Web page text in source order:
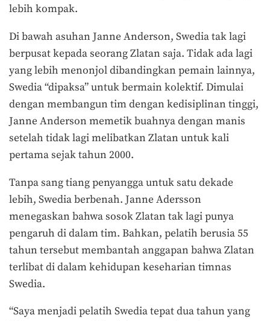
lebih kompak.
Di bawah asuhan Janne Anderson, Swedia tak lagi
berpusat kepada seorang Zlatan saja. Tidak ada lagi
yang lebih menonjol dibandingkan pemain lainnya,
Swedia “dipaksa” untuk bermain kolektif. Dimulai
dengan membangun tim dengan kedisiplinan tinggi,
Janne Anderson memetik buahnya dengan manis
setelah tidak lagi melibatkan Zlatan untuk kali
pertama sejak tahun 2000.
Tanpa sang tiang penyangga untuk satu dekade
lebih, Swedia berbenah. Janne Adersson
menegaskan bahwa sosok Zlatan tak lagi punya
pengaruh di dalam tim. Bahkan, pelatih berusia 55
tahun tersebut membantah anggapan bahwa Zlatan
terlibat di dalam kehidupan keseharian timnas
Swedia.
“Saya menjadi pelatih Swedia tepat dua tahun yang